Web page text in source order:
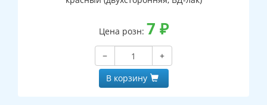
Цена розн: 7 ₽
−
+
В корзину